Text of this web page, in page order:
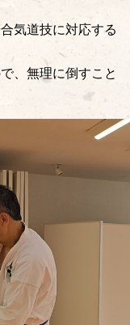
気道技に対応する
、無理に倒すこと